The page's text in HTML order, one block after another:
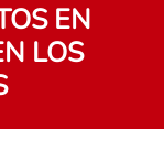
EN
LOS